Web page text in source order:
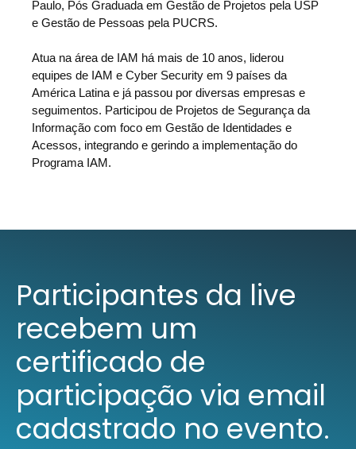
Paulo, Pós Graduada em Gestão de Projetos pela USP
e Gestão de Pessoas pela PUCRS.
Atua na área de IAM há mais de 10 anos, liderou
equipes de IAM e Cyber Security em 9 países da
América Latina e já passou por diversas empresas e
seguimentos. Participou de Projetos de Segurança da
Informação com foco em Gestão de Identidades e
Acessos, integrando e gerindo a implementação do
Programa IAM.
Participantes da live
recebem um
certificado de
participação via email
cadastrado no evento.